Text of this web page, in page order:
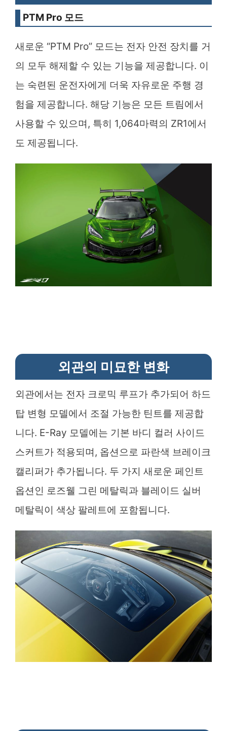
PTM Pro 모드
새로운 “PTM Pro” 모드는 전자 안전 장치를 거
의 모두 해제할 수 있는 기능을 제공합니다. 이
는 숙련된 운전자에게 더욱 자유로운 주행 경
험을 제공합니다. 해당 기능은 모든 트림에서
사용할 수 있으며, 특히 1,064마력의 ZR1에서
도 제공됩니다.
외관의 미묘한 변화
외관에서는 전자 크로믹 루프가 추가되어 하드
탑 변형 모델에서 조절 가능한 틴트를 제공합
니다. E-Ray 모델에는 기본 바디 컬러 사이드
스커트가 적용되며, 옵션으로 파란색 브레이크
캘리퍼가 추가됩니다. 두 가지 새로운 페인트
옵션인 로즈웰 그린 메탈릭과 블레이드 실버
메탈릭이 색상 팔레트에 포함됩니다.